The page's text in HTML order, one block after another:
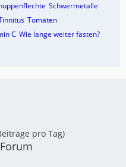
Schwermetalle
Tomaten
C Wie lange weiter fasten?
pro Tag)